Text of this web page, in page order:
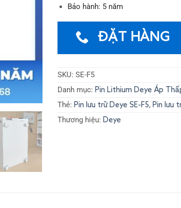
Bảo hành: 5 năm
ĐẶT HÀNG
SKU: SE-F5
Danh mục: Pin Lithium Deye Áp
Thẻ: Pin lưu trữ Deye SE-F5, Pin lưu
Thương hiệu: Deye